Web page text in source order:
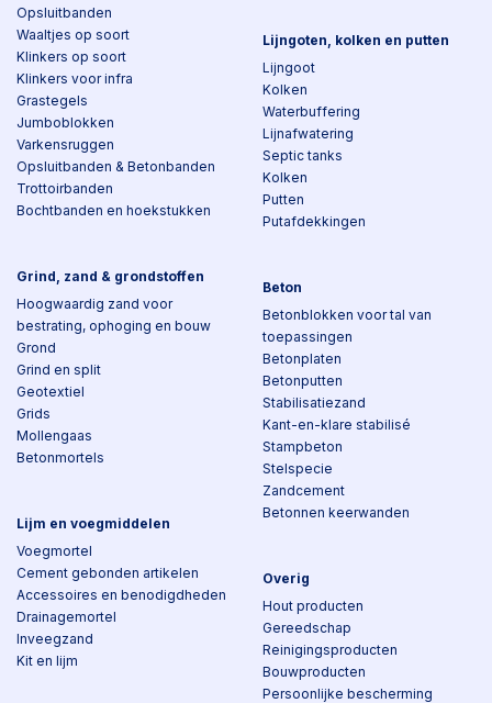
Opsluitbanden
Waaltjes op soort
Klinkers op soort
Klinkers voor infra
Grastegels
Jumboblokken
Varkensruggen
Opsluitbanden & Betonbanden
Trottoirbanden
Bochtbanden en hoekstukken
Grind, zand & grondstoffen
Hoogwaardig zand voor
bestrating, ophoging en bouw
Grond
Grind en split
Geotextiel
Grids
Mollengaas
Betonmortels
Lijm en voegmiddelen
Voegmortel
Cement gebonden artikelen
Accessoires en benodigdheden
Drainagemortel
Inveegzand
Kit en lijm
Lijngoten, kolken en putten
Lijngoot
Kolken
Waterbuffering
Lijnafwatering
Septic tanks
Kolken
Putten
Putafdekkingen
Beton
Betonblokken voor tal van
toepassingen
Betonplaten
Betonputten
Stabilisatiezand
Kant-en-klare stabilisé
Stampbeton
Stelspecie
Zandcement
Betonnen keerwanden
Overig
Hout producten
Gereedschap
Reinigingsproducten
Bouwproducten
Persoonlijke bescherming